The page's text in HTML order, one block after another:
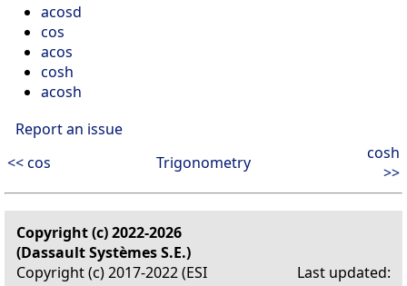
acosd
cos
acos
cosh
acosh
Report an issue
<< cos
Trigonometry
cosh
>>
Copyright (c) 2022-2026
(Dassault Systèmes S.E.)
Copyright (c) 2017-2022 (ESI
Last updated: